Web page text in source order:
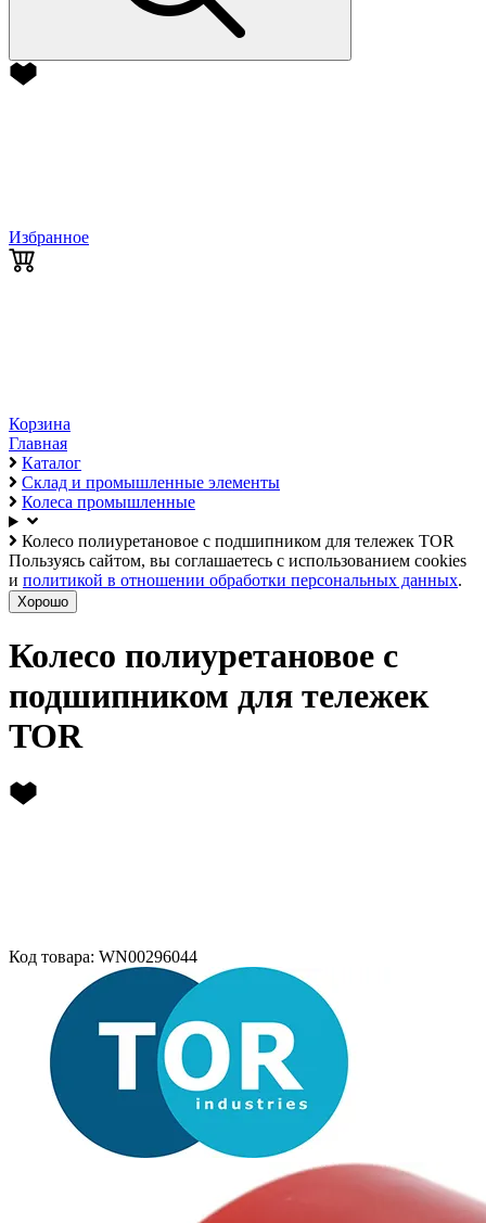
Избранное
Корзина
Главная
Каталог
Склад и промышленные элементы
Колеса промышленные
Колесо полиуретановое с подшипником для тележек TOR
Пользуясь сайтом, вы соглашаетесь с использованием cookies
и политикой в отношении обработки персональных данных.
Хорошо
Колесо полиуретановое с
подшипником для тележек
TOR
Код товара: WN00296044